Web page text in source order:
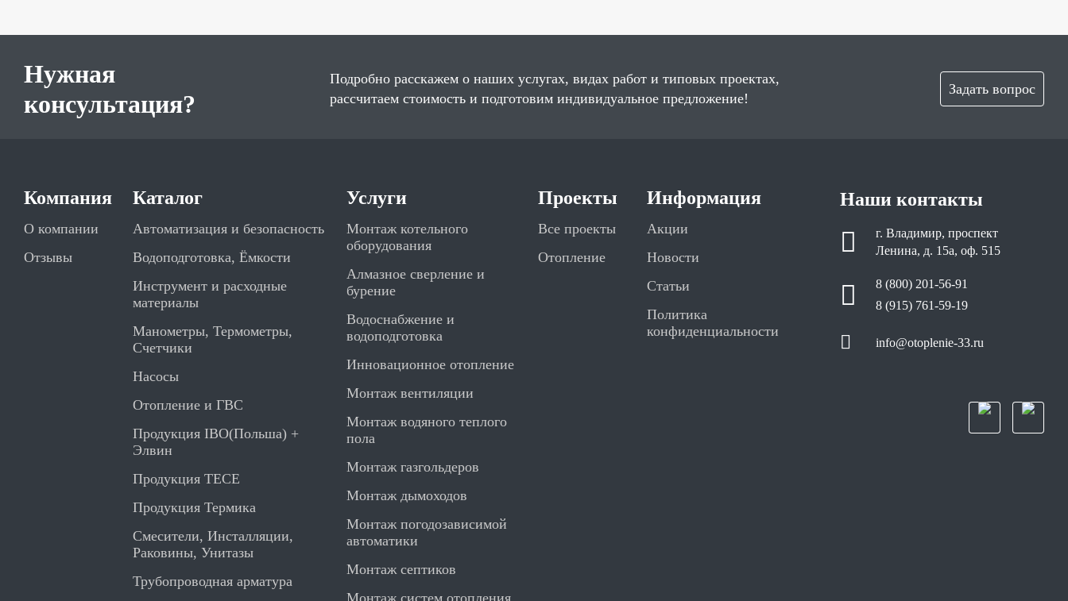
Нужная
консультация?
Подробно расскажем о наших услугах, видах работ и типовых проектах,
рассчитаем стоимость и подготовим индивидуальное предложение!
Задать вопрос
Компания
О компании
Отзывы
Каталог
Автоматизация и безопасность
Водоподготовка, Ёмкости
Инструмент и расходные
материалы
Манометры, Термометры,
Счетчики
Насосы
Отопление и ГВС
Продукция IBO(Польша) +
Элвин
Продукция TECE
Продукция Термика
Смесители, Инсталляции,
Раковины, Унитазы
Трубопроводная арматура
Услуги
Монтаж котельного
оборудования
Алмазное сверление и
бурение
Водоснабжение и
водоподготовка
Инновационное отопление
Монтаж вентиляции
Монтаж водяного теплого
пола
Монтаж газгольдеров
Монтаж дымоходов
Монтаж погодозависимой
автоматики
Монтаж септиков
Монтаж систем отопления
Проекты
Все проекты
Отопление
Информация
Акции
Новости
Статьи
Политика
конфиденциальности
Наши контакты
г. Владимир, проспект
Ленина, д. 15а, оф. 515
8 (800) 201-56-91
8 (915) 761-59-19
info@otoplenie-33.ru